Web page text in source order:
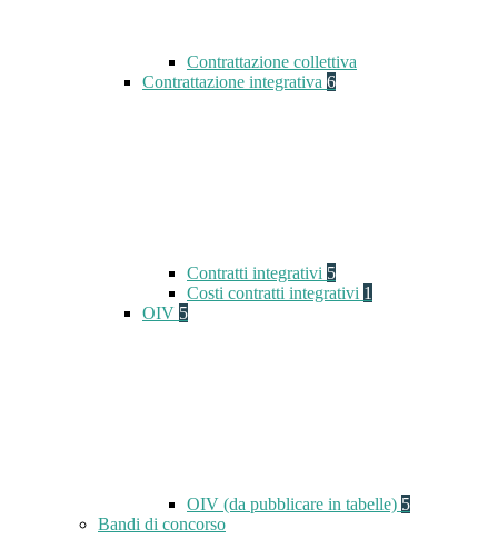
Contrattazione collettiva
Contrattazione integrativa 6
Contratti integrativi 5
Costi contratti integrativi 1
OIV 5
OIV (da pubblicare in tabelle) 5
Bandi di concorso